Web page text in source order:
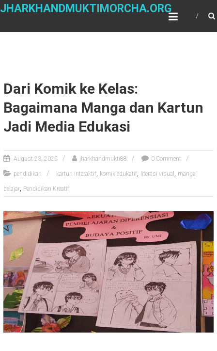
Skip
JHARKHANDMUKTIMORCHA.ORG
Dari Komik ke Kelas:
Bagaimana Manga dan Kartun
Jadi Media Edukasi
August 23, 2025 jharkhandmukti88 0 Comment
pendidikan kartun interaktif, komik edukatif, literasi visual , manga
belajar, Pendidikan Kreatif